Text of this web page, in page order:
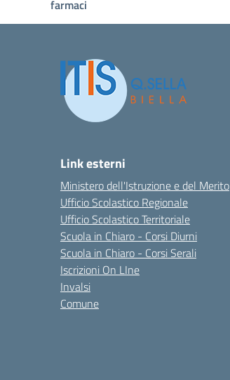
farmaci
Link esterni
Ministero dell'Istruzione e del Merito
Ufficio Scolastico Regionale
Ufficio Scolastico Territoriale
Scuola in Chiaro - Corsi Diurni
Scuola in Chiaro - Corsi Serali
Iscrizioni On LIne
Invalsi
Comune